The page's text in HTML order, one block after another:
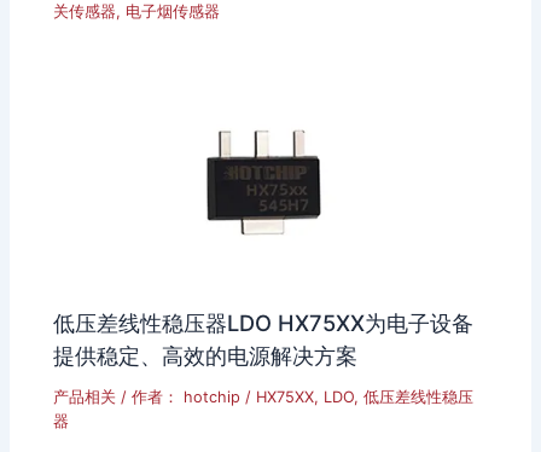
关传感器, 电子烟传感器
低压差线性稳压器LDO HX75XX为电子设备
提供稳定、高效的电源解决方案
产品相关 / 作者： hotchip/ HX75XX, LDO,低压差线性稳压
器